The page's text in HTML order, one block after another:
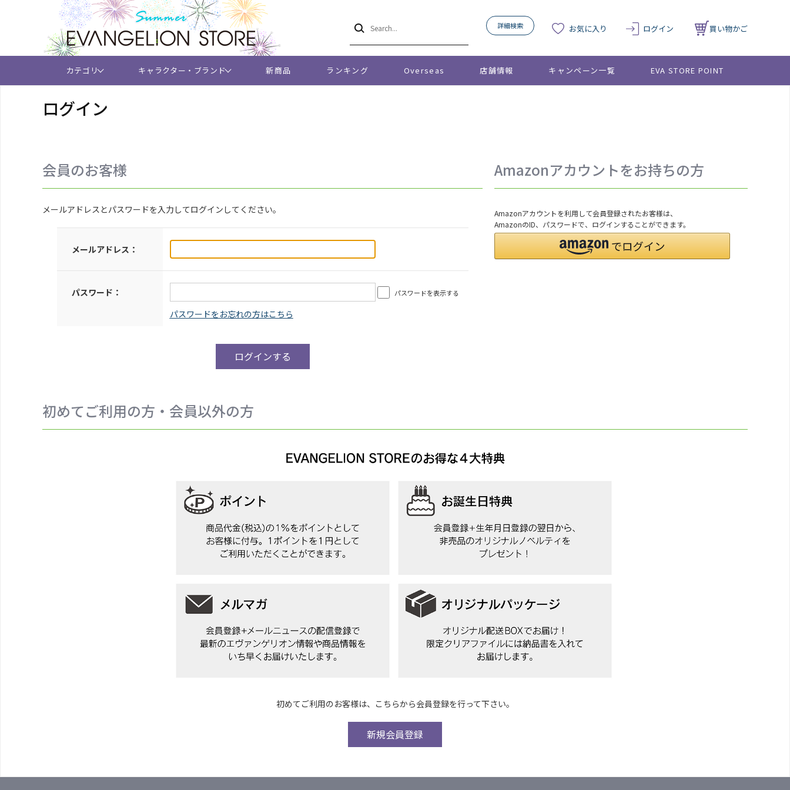
詳細検索 お気に入り ログイン 買い物かご
カテゴリ キャラクター・ブランド 新商品 ランキング Overseas 店舗情報 キャンペーン一覧 EVA STORE POINT
ログイン
会員のお客様
メールアドレスとパスワードを入力してログインしてください。
メールアドレス：
パスワード： パスワードを表示する
Amazonアカウントをお持ちの方
Amazonアカウントを利用して会員登録されたお客様は、
AmazonのID、パスワードで、ログインすることができます。
初めてご利用の方・会員以外の方